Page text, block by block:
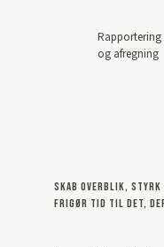
Rapportering
og afregning​
Skab overblik, styrk
frigør tid til det,